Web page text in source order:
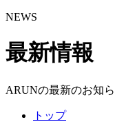
NEWS
最新情報
ARUNの最新のお知
トップ